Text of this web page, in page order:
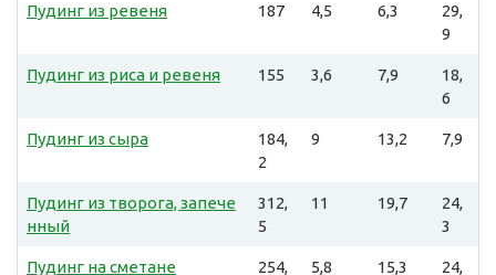
Пудинг из ревеня 187 4,5 6,3
29,
9
Пудинг из риса и ревеня 155 3,6 7,9
18,
6
Пудинг из сыра
184,
2
9 13,2 7,9
Пудинг из творога, запече
нный
312,
5
11 19,7
24,
3
Пудинг на сметане
254,
5,8 15,3
24,